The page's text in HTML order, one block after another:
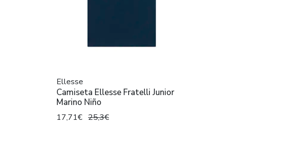
Ellesse
Camiseta Ellesse Fratelli Junior
Marino Niño
17,71€ 25,3€